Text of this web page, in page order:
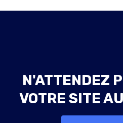
N'ATTENDEZ
VOTRE SITE